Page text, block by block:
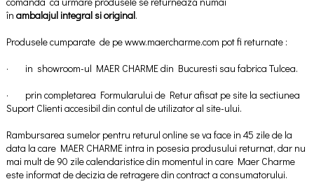
în ambalajul integral si original.
Produsele cumparate de pe www.maercharme.com pot fi returnate :
· in showroom-ul MAER CHARME din Bucuresti sau fabrica Tulcea.
· prin completarea Formularului de Retur afisat pe site la sectiunea
Suport Clienti accesibil din contul de utilizator al site-ului.
Rambursarea sumelor pentru returul online se va face in 45 zile de la
data la care MAER CHARME intra in posesia produsului returnat, dar nu
mai mult de 90 zile calendaristice din momentul in care Maer Charme
este informat de decizia de retragere din contract a consumatorului.